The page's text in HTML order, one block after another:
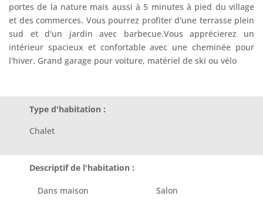
portes de la nature mais aussi à 5 minutes à pied du village
et des commerces. Vous pourrez profiter d'une terrasse plein
sud et d'un jardin avec barbecue.Vous apprécierez un
intérieur spacieux et confortable avec une cheminée pour
l'hiver. Grand garage pour voiture, matériel de ski ou vélo
Type d'habitation :
Chalet
Descriptif de l'habitation :
Dans maison Salon